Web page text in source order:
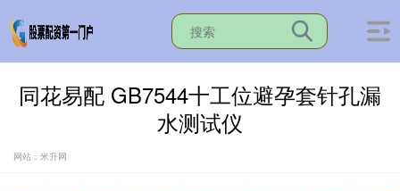
同花易配 GB7544十工位避孕套针孔漏
水测试仪
网站：米升网